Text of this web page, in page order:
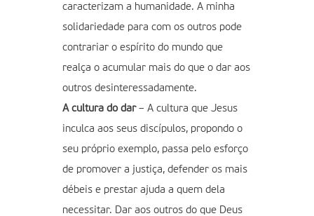
caracterizam a humanidade. A minha
solidariedade para com os outros pode
contrariar o espírito do mundo que
realça o acumular mais do que o dar aos
outros desinteressadamente.
A cultura do dar– A cultura que Jesus
inculca aos seus discípulos, propondo o
seu próprio exemplo, passa pelo esforço
de promover a justiça, defender os mais
débeis e prestar ajuda a quem dela
necessitar. Dar aos outros do que Deus